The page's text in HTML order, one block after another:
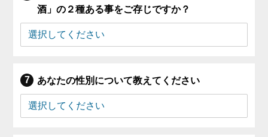
酒」の２種ある事をご存じですか？
あなたの性別について教えてください